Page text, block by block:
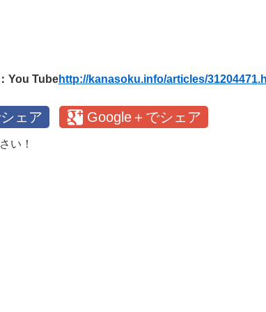
You Tubehttp://kanasoku.info/articles/
ェア Google＋でシェア
い！